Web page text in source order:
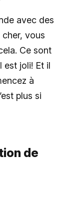
avec des
vous
Ce sont
est joli! Et il
à
plus si
de